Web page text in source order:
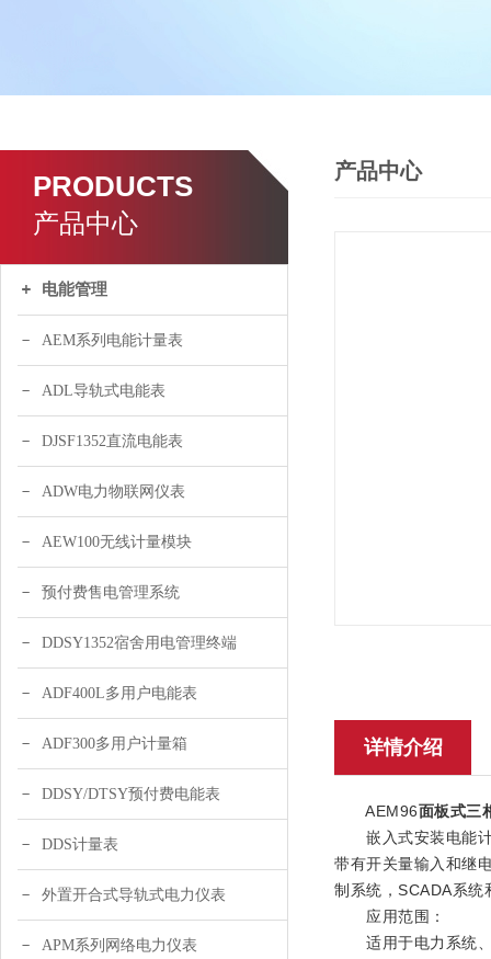
PRODUCTS
产品中心
电能管理
AEM系列电能计量表
ADL导轨式电能表
DJSF1352直流电能表
ADW电力物联网仪表
AEW100无线计量模块
预付费售电管理系统
DDSY1352宿舍用电管理终端
ADF400L多用户电能表
ADF300多用户计量箱
DDSY/DTSY预付费电能表
DDS计量表
外置开合式导轨式电力仪表
APM系列网络电力仪表
产品中心
详情介绍
AEM96面板式三
嵌入式安装电能计
带有开关量输入和继
制系统，SCADA系统
应用范围：
适用于电力系统、